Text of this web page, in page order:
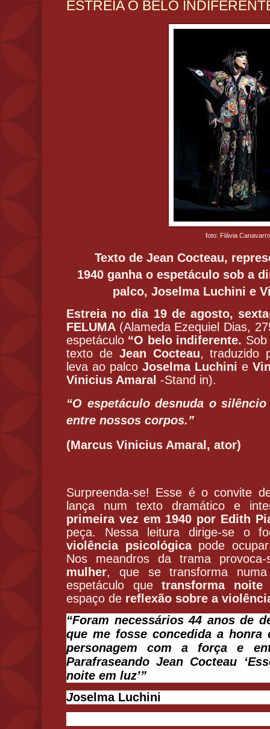
ESTREIA O BELO
foto: Flávia Canavarro
Texto de Jean Cocteau,
1940 ganha o espetáculo sob a
palco, Joselma Luchini e
Estreia no dia 19 de agosto,
FELUMA (Alameda Ezequiel Dias,
espetáculo “O belo indiferente.
texto de Jean Cocteau, traduzido
leva ao palco Joselma Luchini e
Vinicius Amaral -Stand in).
“O espetáculo desnuda o
entre nossos corpos.”
(Marcus Vinicius Amaral, ator)
Surpreenda-se! Esse é o convite
lança num texto dramático e
primeira vez em 1940 por Edith
peça. Nessa leitura dirige-se o
violência psicológicapode ocupar
Nos meandros da trama
mulher, que se transforma
espetáculo quetransforma
espaço de reflexão sobre a
“Foram necessários 44 anos de
que me fosse concedida a
personagem com a força e
Parafraseando Jean Cocteau
noite em luz’”
Joselma Luchini